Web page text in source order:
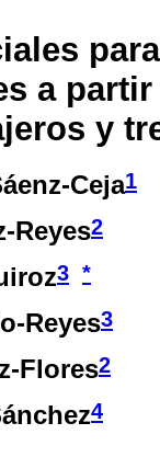
a
y
Ceja1
Reyes2
3 *
Reyes3
Flores2
4